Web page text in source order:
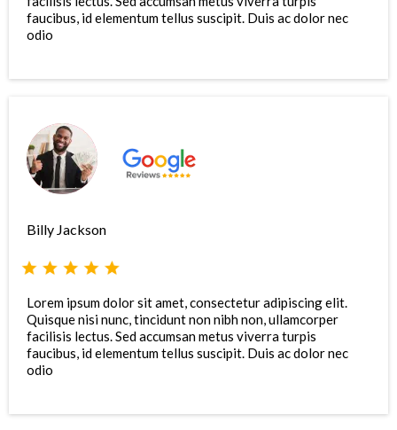
faucibus, id elementum tellus suscipit. Duis ac dolor nec
odio
Billy Jackson
Lorem ipsum dolor sit amet, consectetur adipiscing elit.
Quisque nisi nunc, tincidunt non nibh non, ullamcorper
facilisis lectus. Sed accumsan metus viverra turpis
faucibus, id elementum tellus suscipit. Duis ac dolor nec
odio